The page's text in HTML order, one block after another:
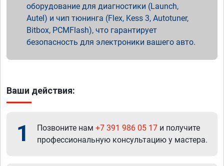
оборудование для диагностики (Launch,
Autel) и чип тюнинга (Flex, Kess 3, Autotuner,
Bitbox, PCMFlash), что гарантирует
безопасность для электроники вашего авто.
Ваши действия:
1 Позвоните нам +7 391 986 05 17 и получите
профессиональную консультацию у мастера.